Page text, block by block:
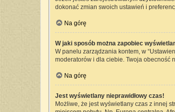
dokonać zmian swoich ustawień i
Na górę
W jaki sposób można zapobiec
W panelu zarządzania kontem, w
moderatorów i dla ciebie. Twoja obecność
Na górę
Jest wyświetlany nieprawidłowy czas!
Możliwe, że jest wyświetlany czas z innej